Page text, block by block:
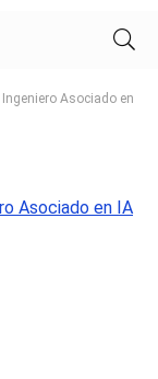
Ingeniero Asociado en